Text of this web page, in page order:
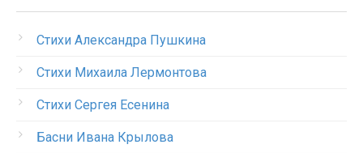
Стихи Александра Пушкина
Стихи Михаила Лермонтова
Стихи Сергея Есенина
Басни Ивана Крылова